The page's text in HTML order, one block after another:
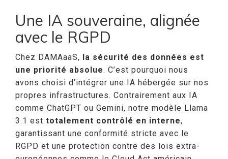
Une IA souveraine, alignée
avec le RGPD
Chez DAMAaaS, la sécurité des données est
une priorité absolue. C’est pourquoi nous
avons choisi d’intégrer une IA hébergée sur nos
propres infrastructures. Contrairement aux IA
comme ChatGPT ou Gemini, notre modèle Llama
3.1 est totalement contrôlé en interne,
garantissant une conformité stricte avec le
RGPD et une protection contre des lois extra-